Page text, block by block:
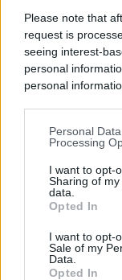
Please note that
request is
seeing interest-
personal
personal
You may
disclosure of your
by third parties on
downstream
by us to third
Downstream
further disclose it
Personal Data
Processing
I want to opt-
Sharing of
data.
Opted In
I want to opt-
Sale of my
Data.
Opted In
diRedazione
APPROVATO DAL CDA
di IEG, stime
l'esercizio 2026